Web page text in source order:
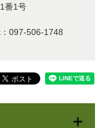
番1号
097-506-1748